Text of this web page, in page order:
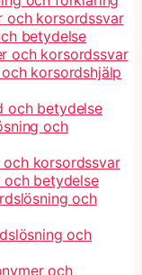
och korsordssvar
betydelse
och korsordssvar
korsordshjälp
och betydelse
och
korsordssvar
och betydelse
och
och
och